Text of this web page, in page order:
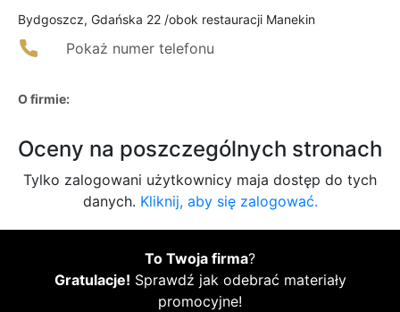
Bydgoszcz, Gdańska 22 /obok restauracji Manekin
Pokaż numer telefonu
O firmie:
Oceny na poszczególnych stronach
Tylko zalogowani użytkownicy maja dostęp do tych
danych. Kliknij, aby się zalogować.
To Twoja firma?
Gratulacje! Sprawdź jak odebrać materiały
promocyjne!